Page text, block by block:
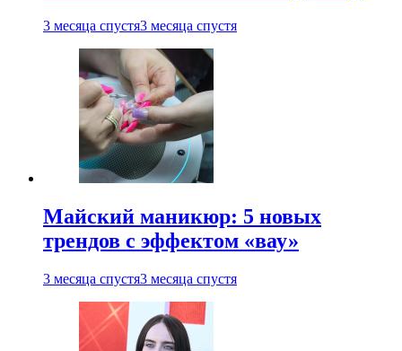
3 месяца спустя3 месяца спустя
Майский маникюр: 5 новых
трендов с эффектом «вау»
3 месяца спустя3 месяца спустя